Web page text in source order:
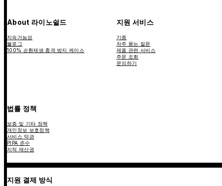
About 라이노쉴드
지속가능성
블로그
100% 순환재생 충격 방지 케이스
지원 서비스
기종
자주 묻는 질문
제품 관련 서비스
주문 조회
문의하기
법률 정책
보증 및 기타 정책
개인정보 보호정책
서비스 약관
PIPA 준수
지적 재산권
지원 결제 방식